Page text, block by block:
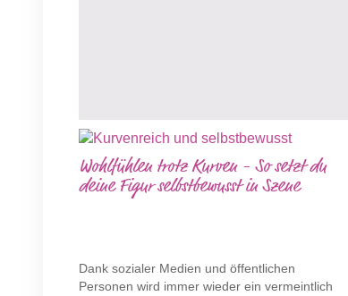
Wohlfühlen trotz Kurven - So setzt du
deine Figur selbstbewusst in Szene
Dank sozialer Medien und öffentlichen
Personen wird immer wieder ein vermeintlich